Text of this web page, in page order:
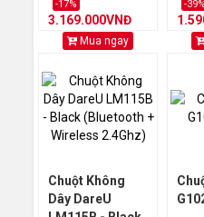
-17%
3.169.000VNĐ
Mua ngay
-
Chuột Không
Dây DareU